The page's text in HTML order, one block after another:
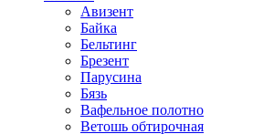
Авизент
Байка
Бельтинг
Брезент
Парусина
Бязь
Вафельное полотно
Ветошь обтирочная